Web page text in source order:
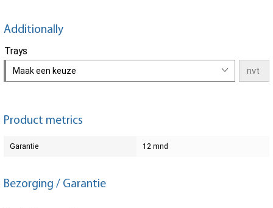
Additionally
Trays
Maak een keuze
Product metrics
Garantie 12 mnd
Bezorging / Garantie